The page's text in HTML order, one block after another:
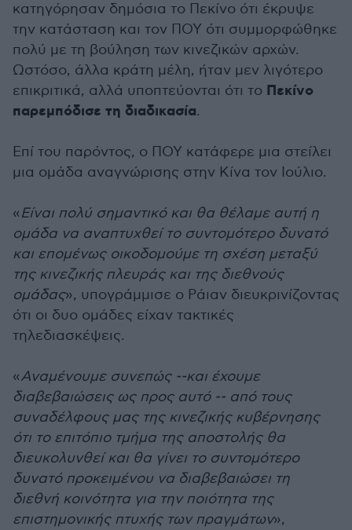
κατηγόρησαν δημόσια το Πεκίνο ότι έκρυψε
την κατάσταση και τον ΠΟΥ ότι συμμορφώθηκε
πολύ με τη βούληση των κινεζικών αρχών.
Ωστόσο, άλλα κράτη μέλη, ήταν μεν λιγότερο
επικριτικά, αλλά υποπτεύονται ότι το Πεκίνο
παρεμπόδισε τη διαδικασία.
Επί του παρόντος, ο ΠΟΥ κατάφερε μια στείλει
μια ομάδα αναγνώρισης στην Κίνα τον Ιούλιο.
«Είναι πολύ σημαντικό και θα θέλαμε αυτή η
ομάδα να αναπτυχθεί το συντομότερο δυνατό
και επομένως οικοδομούμε τη σχέση μεταξύ
της κινεζικής πλευράς και της διεθνούς
ομάδας», υπογράμμισε ο Ράιαν διευκρινίζοντας
ότι οι δυο ομάδες είχαν τακτικές
τηλεδιασκέψεις.
«Αναμένουμε συνεπώς --και έχουμε
διαβεβαιώσεις ως προς αυτό -- από τους
συναδέλφους μας της κινεζικής κυβέρνησης
ότι το επιτόπιο τμήμα της αποστολής θα
διευκολυνθεί και θα γίνει το συντομότερο
δυνατό προκειμένου να διαβεβαιώσει τη
διεθνή κοινότητα για την ποιότητα της
επιστημονικής πτυχής των πραγμάτων»,